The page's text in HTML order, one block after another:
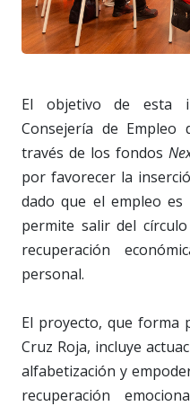
El objetivo de esta
Consejería de Empleo
través de los fondos
por favorecer la
dado que el empleo
permite salir del
recuperación
personal.
El proyecto, que forma
Cruz Roja, incluye
alfabetización y
recuperación